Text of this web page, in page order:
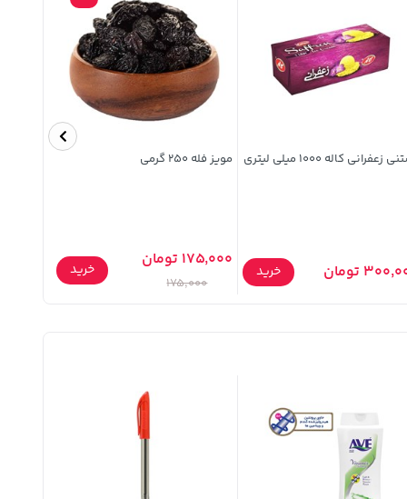
زعفرانی کاله 1000 میلی لیتری
تومان خرید
مویز فله 250 گرمی
175,000 تومان
175,000
خرید